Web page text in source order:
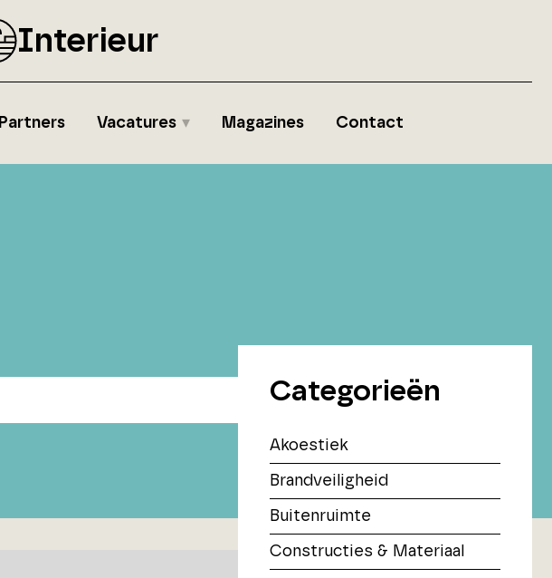
Interieur
Partners Vacatures Magazines Contact
Categorieën
Akoestiek
Brandveiligheid
Buitenruimte
Constructies & Materiaal